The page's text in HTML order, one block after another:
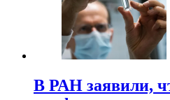
В РАН заявили,